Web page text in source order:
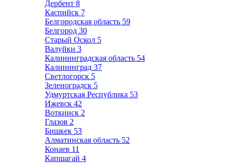
Дербент 8
Каспийск 7
Белгородская область 59
Белгород 30
Старый Оскол 5
Валуйки 3
Калининградская область 54
Калининград 37
Светлогорск 5
Зеленоградск 5
Удмуртская Республика 53
Ижевск 42
Воткинск 2
Глазов 2
Бишкек 53
Алматинская область 52
Конаев 11
Капшагай 4